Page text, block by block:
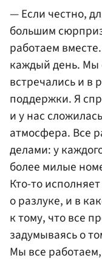
— Если честно,
большим
работаем
каждый день. Мы
встречались и в
поддержки. Я
и у нас
атмосфера. Все
делами: у
более милые
Кто-то
о разлуке, и в
к тому, что все
задумываясь о
Мы все